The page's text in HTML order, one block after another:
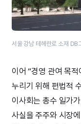
서울 강남 테헤란로 소재
이어 “경영 관여 목
누리기 위해 편법적
이사회는 총수 일가
사실을 주주와 시장